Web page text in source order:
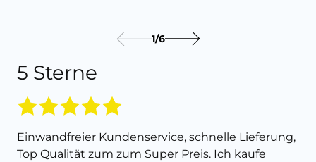
5 Sterne
Einwandfreier Kundenservice, schnelle Lieferung,
Top Qualität zum zum Super Preis. Ich kaufe
1/6